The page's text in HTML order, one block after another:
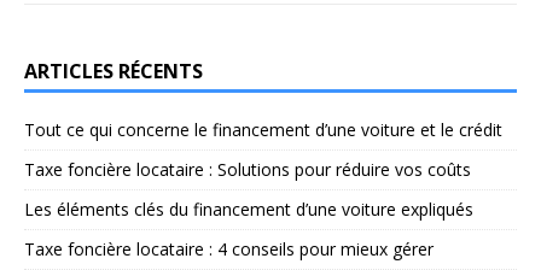
ARTICLES RÉCENTS
Tout ce qui concerne le financement d’une voiture et le crédit
Taxe foncière locataire : Solutions pour réduire vos coûts
Les éléments clés du financement d’une voiture expliqués
Taxe foncière locataire : 4 conseils pour mieux gérer